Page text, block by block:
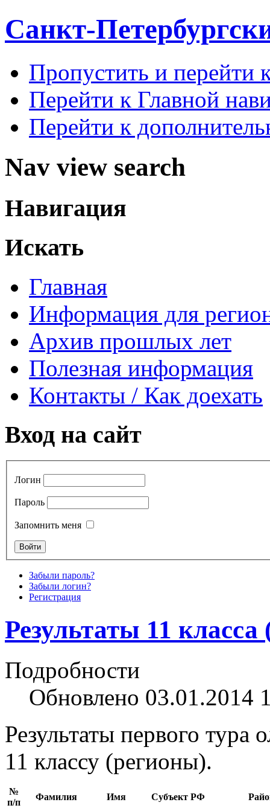
Санкт-
Пропустить и перейти
Перейти к Главной
Перейти к
Nav view search
Навигация
Искать
Главная
Информация для
Архив прошлых лет
Полезная информация
Контакты / Как доехать
Вход на сайт
Логин
Пароль
Запомнить меня
Забыли пароль?
Забыли логин?
Регистрация
Результаты 11
Подробности
Обновлено 03.01.2014
Результаты первого
11 классу (регионы).
№
п/п
Фамилия Имя Субъект РФ